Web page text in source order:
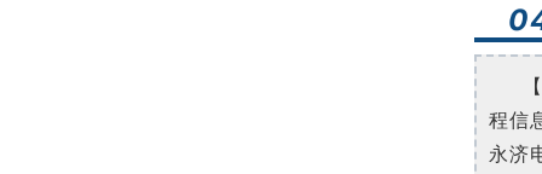
程信
永济